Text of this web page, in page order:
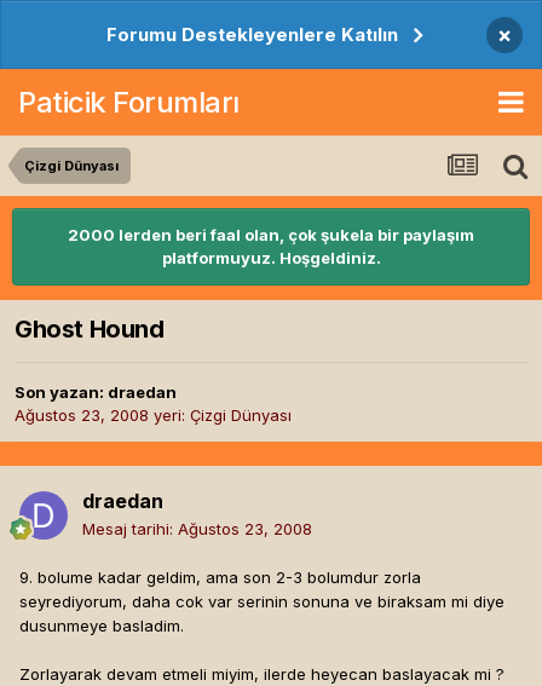
Forumu Destekleyenlere Katılın ×
Paticik Forumları
Çizgi Dünyası
2000 lerden beri faal olan, çok şukela bir paylaşım
platformuyuz. Hoşgeldiniz.
Ghost Hound
Son yazan: draedan
Ağustos 23, 2008 yeri: Çizgi Dünyası
draedan
Mesaj tarihi: Ağustos 23, 2008
9. bolume kadar geldim, ama son 2-3 bolumdur zorla
seyrediyorum, daha cok var serinin sonuna ve biraksam mi diye
dusunmeye basladim.
Zorlayarak devam etmeli miyim, ilerde heyecan baslayacak mi ?